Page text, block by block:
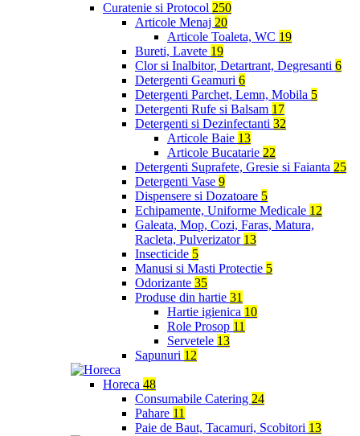
Curatenie si Protocol 250
Articole Menaj 20
Articole Toaleta, WC 19
Bureti, Lavete 19
Clor si Inalbitor, Detartrant, Degresanti 6
Detergenti Geamuri 6
Detergenti Parchet, Lemn, Mobila 5
Detergenti Rufe si Balsam 17
Detergenti si Dezinfectanti 32
Articole Baie 13
Articole Bucatarie 22
Detergenti Suprafete, Gresie si Faianta 25
Detergenti Vase 9
Dispensere si Dozatoare 5
Echipamente, Uniforme Medicale 12
Galeata, Mop, Cozi, Faras, Matura,
Racleta, Pulverizator 13
Insecticide 5
Manusi si Masti Protectie 5
Odorizante 35
Produse din hartie 31
Hartie igienica 10
Role Prosop 11
Servetele 13
Sapunuri 12
Horeca 48
Consumabile Catering 24
Pahare 11
Paie de Baut, Tacamuri, Scobitori 13